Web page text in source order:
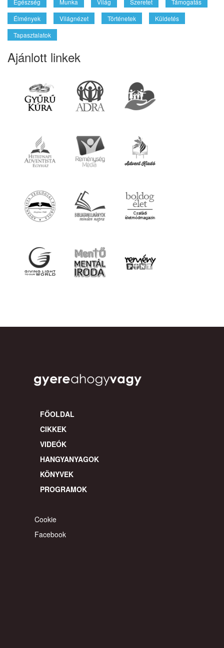
Egészség
Munka Világ Szeretet
Támogatás
Élmények
Világnézet Történetek
Küldetés
Tapasztalatok
Ajánlott linkek
FŐOLDAL
CIKKEK
VIDEÓK
HANGYANYAGOK
KÖNYVEK
PROGRAMOK
Cookie
Facebook